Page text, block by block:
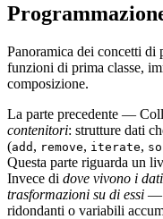
Panoramica dei concetti di
funzioni di prima classe,
composizione.
La parte precedente —
contenitori: strutture dati
(add , remove, iterate,
Questa parte riguarda un
Invece di dove vivono i dati
trasformazioni su di essi —
ridondanti o variabili